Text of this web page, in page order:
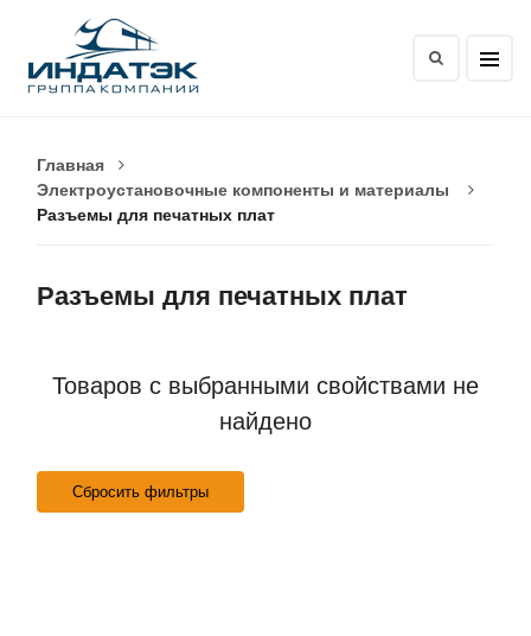
Главная
Электроустановочные компоненты и материалы
Разъемы для печатных плат
Разъемы для печатных плат
Товаров с выбранными свойствами не
найдено
Сбросить фильтры